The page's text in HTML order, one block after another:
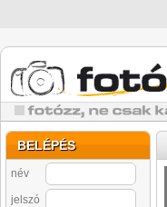
BELÉPÉS
név
jelszó